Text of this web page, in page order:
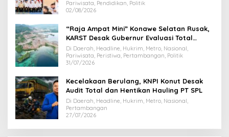
Pariwisata, Pendidikan, Politik
02/08/2026
“Raja Ampat Mini” Konawe Selatan Rusak,
KARST Desak Gubernur Evaluasi Total
Dispar Sultra
Di Daerah, Headline, Hukrim, Metro, Nasional,
Pariwisata, Peristiwa, Pertambangan, Politik
31/07/2026
Kecelakaan Berulang, KNPI Konut Desak
Audit Total dan Hentikan Hauling PT SPL
Di Daerah, Headline, Hukrim, Metro, Nasional,
Pertambangan
27/07/2026